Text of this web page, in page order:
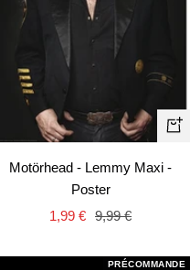
Motörhead - Lemmy Maxi -
Poster
Prix
vente
1,99 € Prix
9,99 €
PRÉCOMMANDE